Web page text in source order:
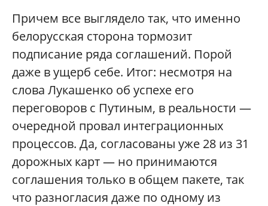
Причем все выглядело так, что именно
белорусская сторона тормозит
подписание ряда соглашений. Порой
даже в ущерб себе. Итог: несмотря на
слова Лукашенко об успехе его
переговоров с Путиным, в реальности —
очередной провал интеграционных
процессов. Да, согласованы уже 28 из 31
дорожных карт — но принимаются
соглашения только в общем пакете, так
что разногласия даже по одному из